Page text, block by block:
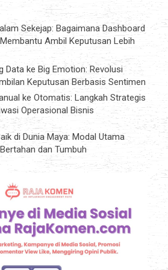
Sekejap: Bagaimana Dashboard
Ambil Keputusan Lebih
Data ke Big Emotion: Revolusi
Keputusan Berbasis Sentimen
ke Otomatis: Langkah Strategis
Operasional Bisnis
di Dunia Maya: Modal Utama
dan Tumbuh